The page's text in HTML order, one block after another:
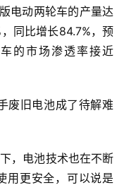
电动两轮车的产量达
同比增长84.7%，预
的市场渗透率接近
废旧电池成了待解难
，电池技术也在不断
用更安全，可以说是